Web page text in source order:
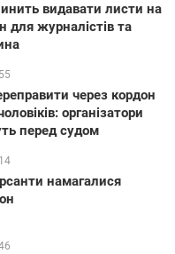
видавати листи на
для журналістів та
через кордон
організатори
перед судом
намагалися